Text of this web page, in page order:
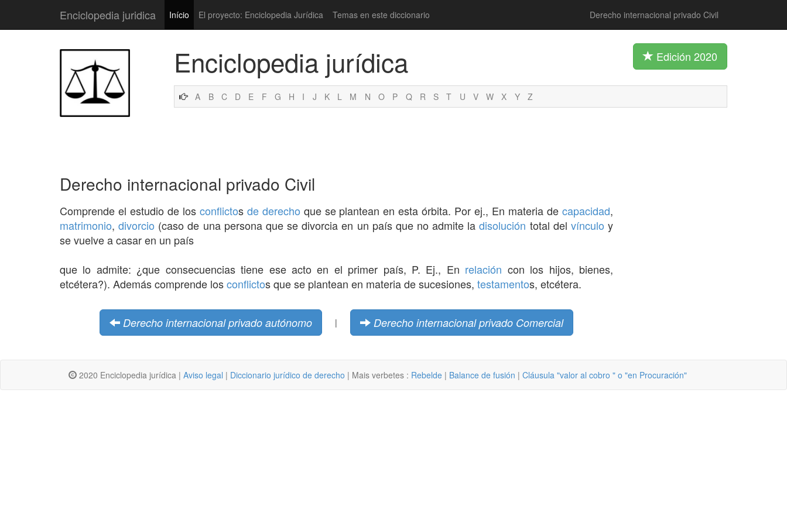
Enciclopedia juridica Início El proyecto: Enciclopedia Jurídica Temas en este diccionario Derecho internacional privado Civil
Enciclopedia jurídica Edición 2020
A B C D E F G H I J K L M N O P Q R S T U V W X Y Z
Derecho internacional privado Civil
Comprende el estudio de los conflictos de derecho que se plantean en esta órbita. Por ej., En materia decapacidad,
matrimonio,divorcio (caso de una persona que se divorcia en un país que no admite ladisolución total del vínculo y
se vuelve a casar en un país
que lo admite: ¿que consecuencias tiene ese acto en el primer país, P. Ej., En relación con los hijos, bienes,
etcétera?). Además comprende losconflictos que se plantean en materia de sucesiones, testamentos, etcétera.
Derecho internacional privado autónomo | Derecho internacional privado Comercial
2020 Enciclopedia jurídica | Aviso legal | Diccionario jurídico de derecho | Mais verbetes : Rebelde | Balance de fusión | Cláusula "valor al cobro " o "en Procuración"